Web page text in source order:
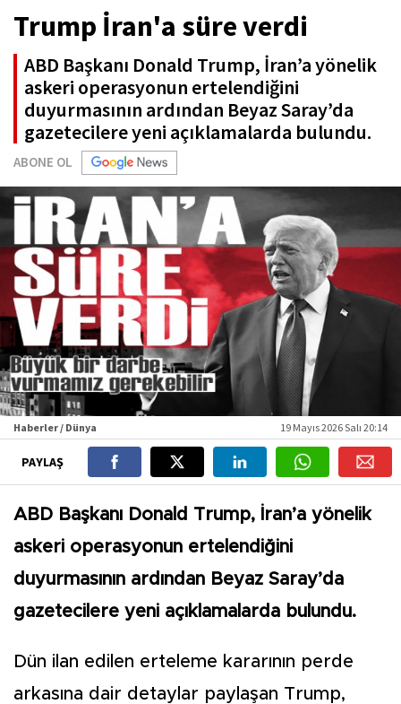
Trump İran'a süre verdi
ABD Başkanı Donald Trump, İran’a yönelik
askeri operasyonun ertelendiğini
duyurmasının ardından Beyaz Saray’da
gazetecilere yeni açıklamalarda bulundu.
ABONE OL
Haberler / Dünya 19 Mayıs 2026 Salı 20:14
PAYLAŞ
ABD Başkanı Donald Trump, İran’a yönelik
askeri operasyonun ertelendiğini
duyurmasının ardından Beyaz Saray’da
gazetecilere yeni açıklamalarda bulundu.
Dün ilan edilen erteleme kararının perde
arkasına dair detaylar paylaşan Trump,